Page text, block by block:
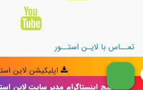
پیج اینستاگرام مدیر سایت لاین